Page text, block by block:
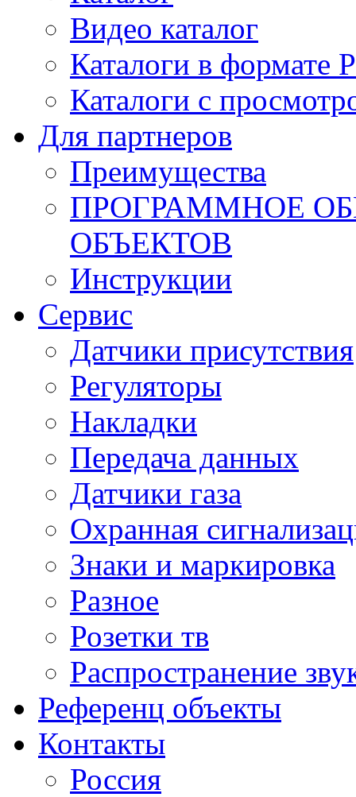
Видео каталог
Каталоги в формате
Каталоги с
Для партнеров
Преимущества
ПРОГРАММНОЕ
ОБЪЕКТОВ
Инструкции
Сервис
Датчики присутствия
Регуляторы
Накладки
Передача данных
Датчики газа
Охранная
Знаки и маркировка
Разное
Розетки тв
Распространение
Референц объекты
Контакты
Россия